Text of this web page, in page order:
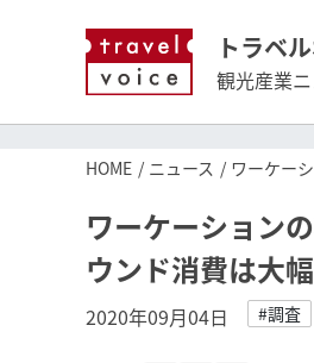
トラベ
観光産業
HOME ニュース ワーケー
ワーケーション
ウンド消費は大
2020年09月04日 #調査